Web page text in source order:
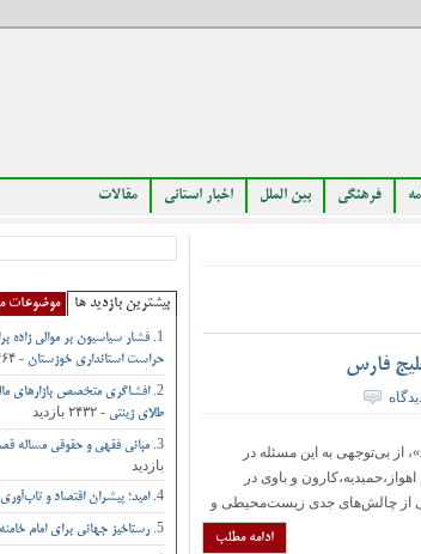
فرهنگی بین الملل اخبار استانی مقالات
فارس
از بی‌توجهی به این مسئله در
و باوی در
از چالش‌های جدی زیست‌محیطی و
ادامه مطلب
بیشترین بازدید ها موضوعات
فشار سیاسیون بر موالی زاده
حراست استانداری خوزستان - ۲۴۶۴ بازدید
افشاگری متخصص بازارهای
طلای زینتی - ۲۴۳۲ بازدید
مبانی فقهی و حقوقی مساله
بازدید
امید؛ پیشران اقتصاد و
رستاخیز جهانی برای امام